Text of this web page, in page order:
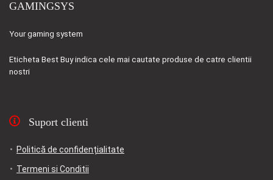
GAMINGSYS
Your gaming system
Eticheta Best Buyindica cele mai cautate produse de catre clientii
nostri
Suport clienti
Politică de confidențialitate
Termeni si Conditii